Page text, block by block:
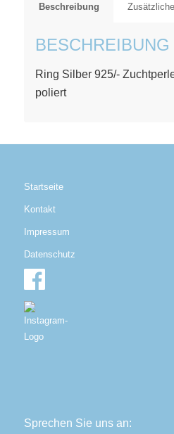
Beschreibung
BESCHREIBUNG
Ring Silber 925/-
poliert
Startseite
Kontakt
Impressum
Datenschutz
Sprechen Sie uns an: